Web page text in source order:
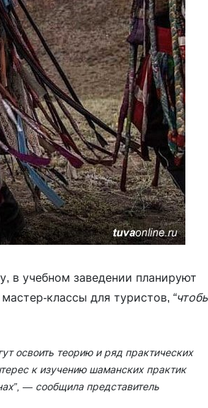
в учебном заведении планируют
классы для туристов,
освоить теорию и ряд практических
к изучению шаманских практик
— сообщила представитель